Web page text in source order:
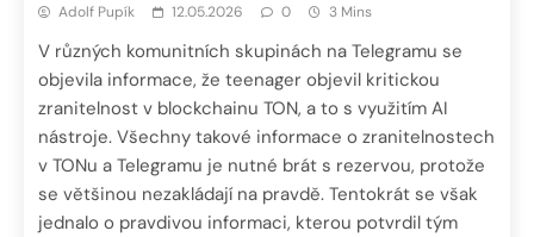
Adolf Pupík 12.05.2026 0 3 Mins
V různých komunitních skupinách na Telegramu se
objevila informace, že teenager objevil kritickou
zranitelnost v blockchainu TON, a to s využitím AI
nástroje. Všechny takové informace o zranitelnostech
v TONu a Telegramu je nutné brát s rezervou, protože
se většinou nezakládají na pravdě. Tentokrát se však
jednalo o pravdivou informaci, kterou potvrdil tým